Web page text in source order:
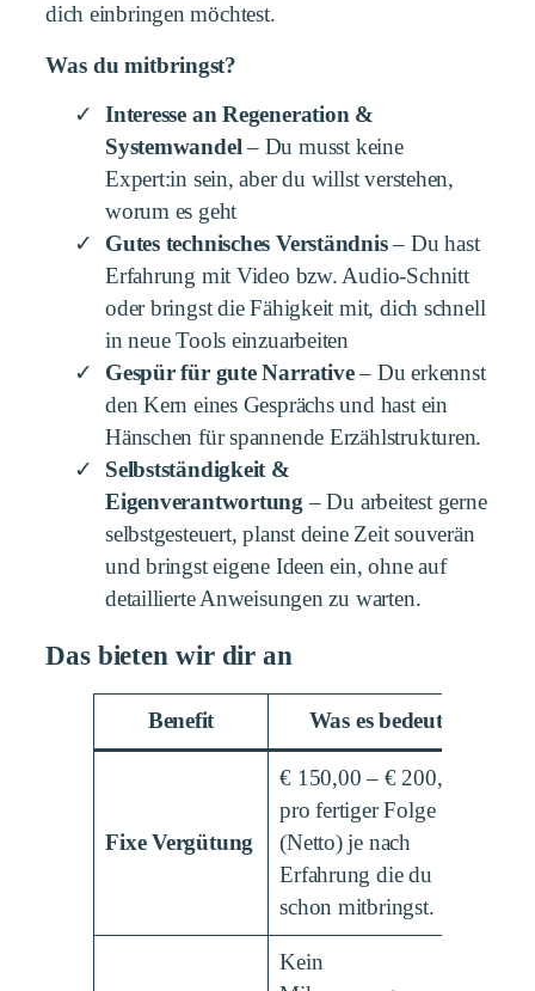
dich einbringen möchtest.
Was du mitbringst?
Interesse an Regeneration &
Systemwandel– Du musst keine
Expert:in sein, aber du willst verstehen,
worum es geht
Gutes technisches Verständnis– Du hast
Erfahrung mit Video bzw. Audio-Schnitt
oder bringst die Fähigkeit mit, dich schnell
in neue Tools einzuarbeiten
Gespür für gute Narrative– Du erkennst
den Kern eines Gesprächs und hast ein
Hänschen für spannende Erzählstrukturen.
Selbstständigkeit &
Eigenverantwortung – Du arbeitest gerne
selbstgesteuert, planst deine Zeit souverän
und bringst eigene Ideen ein, ohne auf
detaillierte Anweisungen zu warten.
Das bieten wir dir an
Benefit Was es bedeutet
Fixe Vergütung
€ 150,00 – € 200,00
pro fertiger Folge
(Netto) je nach
Erfahrung die du
schon mitbringst.
Kein